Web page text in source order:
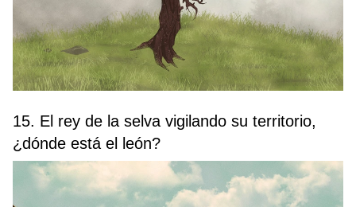
15. El rey de la selva vigilando su territorio,
¿dónde está el león?